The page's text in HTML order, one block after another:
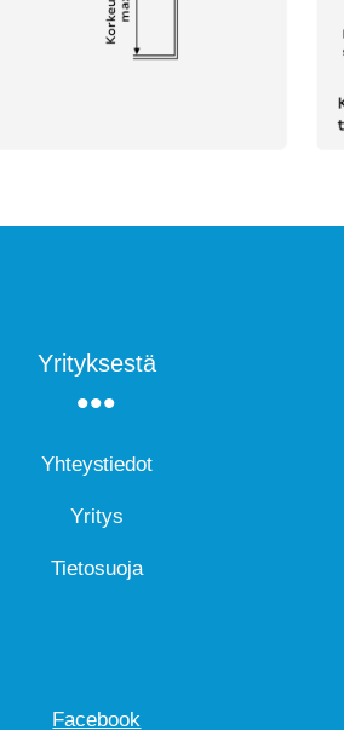
Yrityksestä
Yhteystiedot
Yritys
Tietosuoja
Facebook